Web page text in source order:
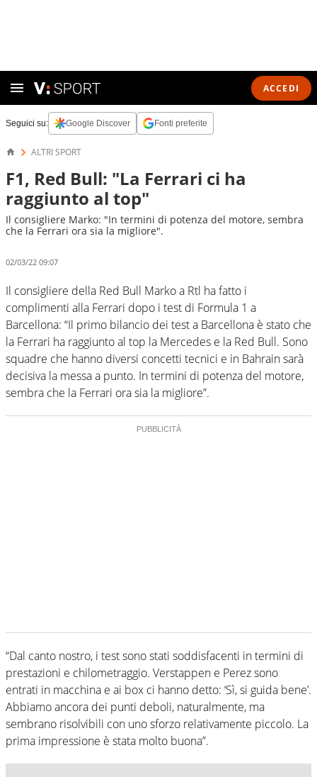
ACCEDI
Seguici su: Google Discover Fonti preferite
ALTRI SPORT
F1, Red Bull: "La Ferrari ci ha
raggiunto al top"
Il consigliere Marko: "In termini di potenza del motore, sembra
che la Ferrari ora sia la migliore".
02/03/22 09:07
Il consigliere della Red Bull Marko a Rtl ha fatto i
complimenti alla Ferrari dopo i test di Formula 1 a
Barcellona: “Il primo bilancio dei test a Barcellona è stato che
la Ferrari ha raggiunto al top la Mercedes e la Red Bull. Sono
squadre che hanno diversi concetti tecnici e in Bahrain sarà
decisiva la messa a punto. In termini di potenza del motore,
sembra che la Ferrari ora sia la migliore”.
“Dal canto nostro, i test sono stati soddisfacenti in termini di
prestazioni e chilometraggio. Verstappen e Perez sono
entrati in macchina e ai box ci hanno detto: ‘Sì, si guida bene’.
Abbiamo ancora dei punti deboli, naturalmente, ma
sembrano risolvibili con uno sforzo relativamente piccolo. La
prima impressione è stata molto buona”.